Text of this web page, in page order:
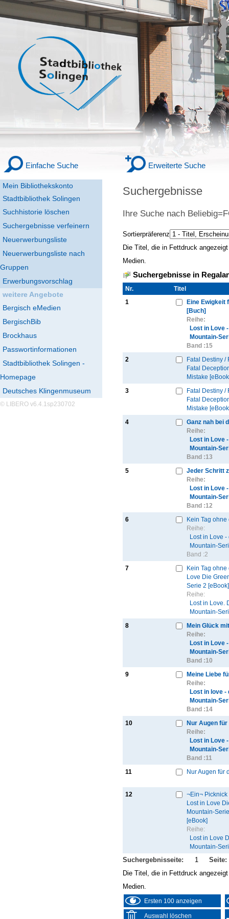
Mein Bibliothekskonto
Stadtbibliothek Solingen
Einfache Suche Erweiterte Suche
Suchhistorie löschen
Suchergebnisse verfeinern
Neuerwerbungsliste
Neuerwerbungsliste nach
Gruppen
Erwerbungsvorschlag
weitere Angebote
Bergisch eMedien
BergischBib
Brockhaus
Passwortinformationen
Stadtbibliothek Solingen -
Homepage
Deutsches Klingenmuseum
© LIBERO v6.4.1sp230702
Suchergebnisse
Ihre Suche nach
Sortierpräferenz
Die Titel, die in Fettdruck
Medien.
Suchergebnisse in
Nr.
Titel
1
Eine Ewigkeit
[Buch]
Reihe:
Lost in Love
Mountain-
Band :15
2
Fatal Destiny /
Fatal
Mistake
3
Fatal Destiny /
Fatal
Mistake
4
Ganz nah bei
Reihe:
Lost in Love
Mountain-
Band :13
5
Jeder Schritt
Reihe:
Lost in Love
Mountain-
Band :12
6
Kein Tag ohne
Reihe:
Lost in Love
Mountain-
Band :2
7
Kein Tag
Love Die
Serie 2 [eBook]
Reihe:
Lost in Love.
Mountain-
8
Mein Glück
Reihe:
Lost in Love
Mountain-
Band :10
9
Meine Liebe
Reihe:
Lost in love -
Mountain-
Band :14
10
Nur Augen
Reihe:
Lost in Love
Mountain-
Band :11
11 Nur Augen für
12
¬Ein¬ Picknick
Lost in Love
Mountain-
[eBook]
Reihe:
Lost in Love
Mountain-
Suchergebnisseite: 1
Seite:
Die Titel, die in Fettdruck
Medien.